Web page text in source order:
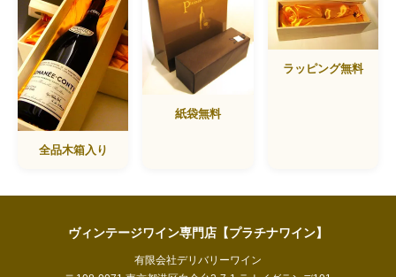
全品木箱入り
紙袋無料
ラッピング無料
ヴィンテージワイン専門店【プラチナワイン】
有限会社デリバリーワイン